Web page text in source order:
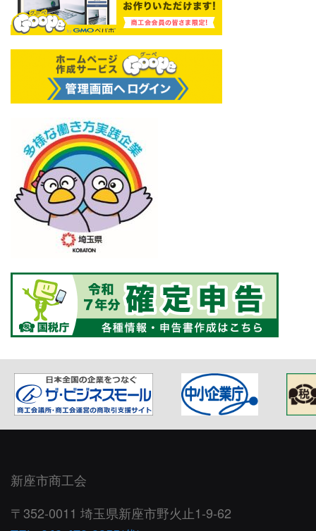
新座市商工会
〒352-0011 埼玉県新座市野火止1-9-62